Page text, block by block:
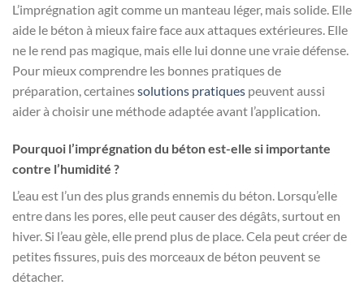
L’imprégnation agit comme un manteau léger, mais solide. Elle
aide le béton à mieux faire face aux attaques extérieures. Elle
ne le rend pas magique, mais elle lui donne une vraie défense.
Pour mieux comprendre les bonnes pratiques de
préparation, certainessolutions pratiques peuvent aussi
aider à choisir une méthode adaptée avant l’application.
Pourquoi l’imprégnation du béton est-elle si importante
contre l’humidité ?
L’eau est l’un des plus grands ennemis du béton. Lorsqu’elle
entre dans les pores, elle peut causer des dégâts, surtout en
hiver. Si l’eau gèle, elle prend plus de place. Cela peut créer de
petites fissures, puis des morceaux de béton peuvent se
détacher.